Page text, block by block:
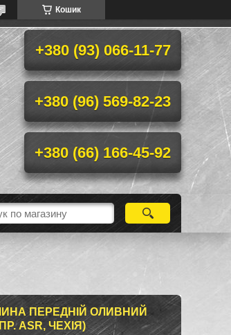
Кошик
+380 (93) 066-11-77
+380 (96) 569-82-23
+380 (66) 166-45-92
ПЕРЕДНІЙ ОЛИВНИЙ
ASR, ЧЕХІЯ)